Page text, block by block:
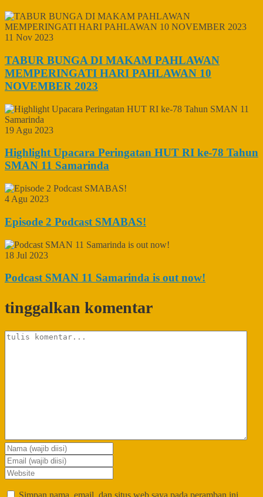
11 Nov 2023
TABUR BUNGA DI MAKAM PAHLAWAN
MEMPERINGATI HARI PAHLAWAN 10
NOVEMBER 2023
19 Agu 2023
Highlight Upacara Peringatan HUT RI ke-78 Tahun
SMAN 11 Samarinda
4 Agu 2023
Episode 2 Podcast SMABAS!
18 Jul 2023
Podcast SMAN 11 Samarinda is out now!
tinggalkan komentar
Simpan nama, email, dan situs web saya pada peramban ini